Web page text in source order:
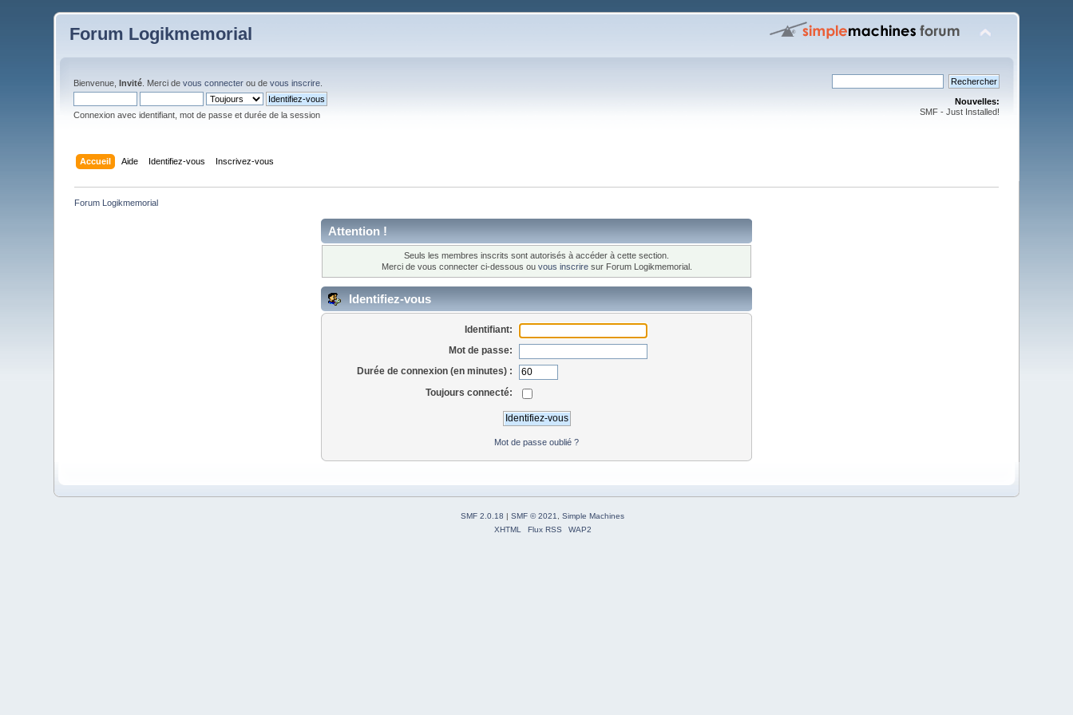
Forum Logikmemorial
Bienvenue,Invité . Merci devous connecter ou devous inscrire
Connexion avec identifiant, mot de passe et durée de la session
Nouvelles:
SMF - Just Installed!
Accueil Aide Identifiez-vous Inscrivez-vous
Forum Logikmemorial
Attention !
Seuls les membres inscrits sont autorisés à accéder à cette section.
Merci de vous connecter ci-dessous ou vous inscriresur Forum Logikmemorial.
Identifiez-vous
Identifiant:
Mot de passe:
Durée de connexion (en minutes) :
Toujours connecté:
Mot de passe oublié ?
SMF 2.0.18 | SMF © 2021
Simple Machines
XHTML
Flux RSS WAP2